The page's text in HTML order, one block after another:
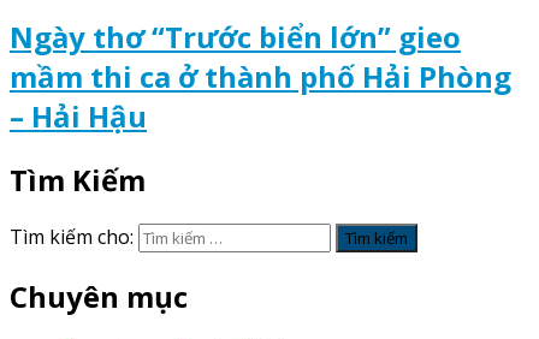
Ngày thơ “Trước biển lớn” gieo
mầm thi ca ở thành phố Hải Phòng
– Hải Hậu
Tìm Kiếm
Tìm kiếm cho:
Chuyên mục